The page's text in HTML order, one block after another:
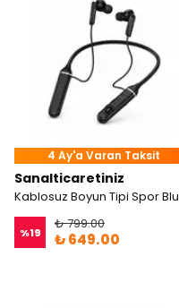
4 Ay'a Varan Taksit
Sanalticaretiniz
%19
₺ 799.00
₺ 649.00